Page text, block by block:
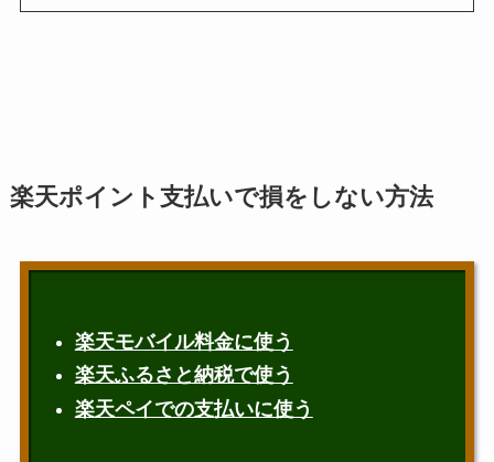
楽天ポイント支払いで損をしない方法
楽天モバイル料金に使う
楽天ふるさと納税で使う
楽天ペイでの支払いに使う